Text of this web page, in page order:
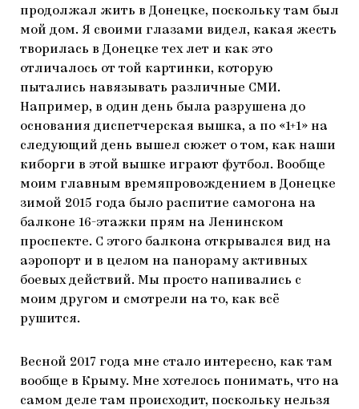
продолжал жить в Донецке, поскольку там был
мой дом. Я своими глазами видел, какая жесть
творилась в Донецке тех лет и как это
отличалось от той картинки, которую
пытались навязывать различные СМИ.
Например, в один день была разрушена до
основания диспетчерская вышка, а по «1+1» на
следующий день вышел сюжет о том, как наши
киборги в этой вышке играют футбол. Вообще
моим главным времяпровождением в Донецке
зимой 2015 года было распитие самогона на
балконе 16-этажки прям на Ленинском
проспекте. С этого балкона открывался вид на
аэропорт и в целом на панораму активных
боевых действий. Мы просто напивались с
моим другом и смотрели на то, как всё
рушится.
Весной 2017 года мне стало интересно, как там
вообще в Крыму. Мне хотелось понимать, что на
самом деле там происходит, поскольку нельзя